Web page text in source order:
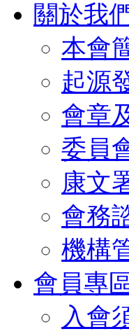
關於我
本會
起源
會章
委員
康文
會務
機構
會員專
入會